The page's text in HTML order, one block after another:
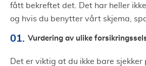
fått bekreftet det. Det har heller
og hvis du benytter vårt skjema,
Vurdering av ulike
Det er viktig at du ikke bare sjekker